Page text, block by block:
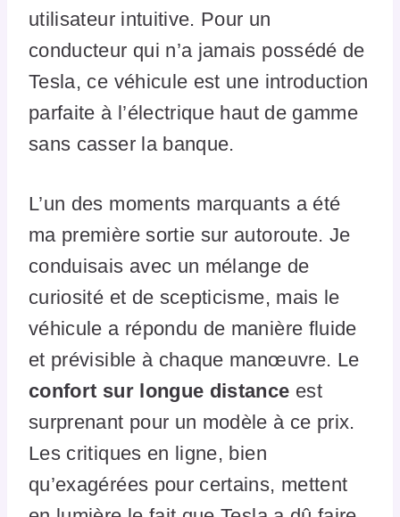
utilisateur intuitive. Pour un
conducteur qui n’a jamais possédé de
Tesla, ce véhicule est une introduction
parfaite à l’électrique haut de gamme
sans casser la banque.
L’un des moments marquants a été
ma première sortie sur autoroute. Je
conduisais avec un mélange de
curiosité et de scepticisme, mais le
véhicule a répondu de manière fluide
et prévisible à chaque manœuvre. Le
confort sur longue distance est
surprenant pour un modèle à ce prix.
Les critiques en ligne, bien
qu’exagérées pour certains, mettent